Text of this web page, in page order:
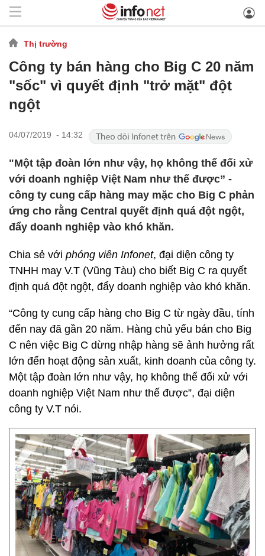
Thị trường
Công ty bán hàng cho Big C 20 năm
"sốc" vì quyết định "trở mặt" đột
ngột
04/07/2019 - 14:32
"Một tập đoàn lớn như vậy, họ không thể đối xử
với doanh nghiệp Việt Nam như thế được” -
công ty cung cấp hàng may mặc cho Big C phản
ứng cho rằng Central quyết định quá đột ngột,
đẩy doanh nghiệp vào khó khăn.
Chia sẻ với phóng viên Infonet, đại diện công ty
TNHH may V.T (Vũng Tàu) cho biết Big C ra quyết
định quá đột ngột, đẩy doanh nghiệp vào khó khăn.
“Công ty cung cấp hàng cho Big C từ ngày đầu, tính
đến nay đã gần 20 năm. Hàng chủ yếu bán cho Big
C nên việc Big C dừng nhập hàng sẽ ảnh hưởng rất
lớn đến hoạt động sản xuất, kinh doanh của công ty.
Một tập đoàn lớn như vậy, họ không thể đối xử với
doanh nghiệp Việt Nam như thế được”, đại diện
công ty V.T nói.